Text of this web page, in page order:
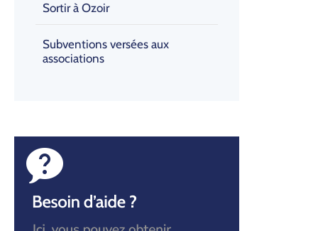
Sortir à Ozoir
Subventions versées aux
associations